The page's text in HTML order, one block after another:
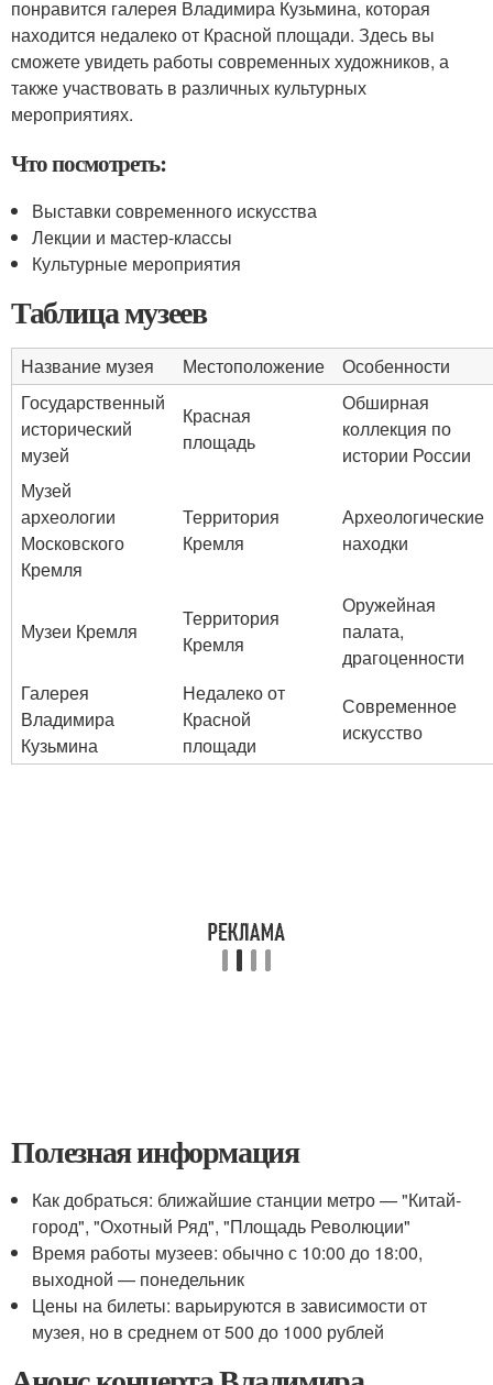
понравится галерея Владимира Кузьмина, которая
находится недалеко от Красной площади. Здесь вы
сможете увидеть работы современных художников, а
также участвовать в различных культурных
мероприятиях.
Что посмотреть:
Выставки современного искусства
Лекции и мастер-классы
Культурные мероприятия
Таблица музеев
Название музея Местоположение
Особенности
Государственный
исторический
музей
Красная
площадь
Обширная
коллекция по
истории России
Музей
археологии
Московского
Кремля
Территория
Кремля
Археологические
находки
Музеи Кремля
Территория
Кремля
Оружейная
палата,
драгоценности
Галерея
Владимира
Кузьмина
Недалеко от
Красной
площади
Современное
искусство
Полезная информация
Как добраться: ближайшие станции метро — "Китай-
город", "Охотный Ряд", "Площадь Революции"
Время работы музеев: обычно с 10:00 до 18:00,
выходной — понедельник
Цены на билеты: варьируются в зависимости от
музея, но в среднем от 500 до 1000 рублей